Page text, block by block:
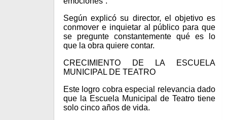
Según explicó su director, el objetivo es
conmover e inquietar al público para que
se pregunte constantemente qué es lo
que la obra quiere contar.
CRECIMIENTO DE LA ESCUELA
MUNICIPAL DE TEATRO
Este logro cobra especial relevancia dado
que la Escuela Municipal de Teatro tiene
solo cinco años de vida.